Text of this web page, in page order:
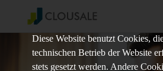
Diese Website benutzt Cookies,
technischen Betrieb der Website
stets gesetzt werden. Andere